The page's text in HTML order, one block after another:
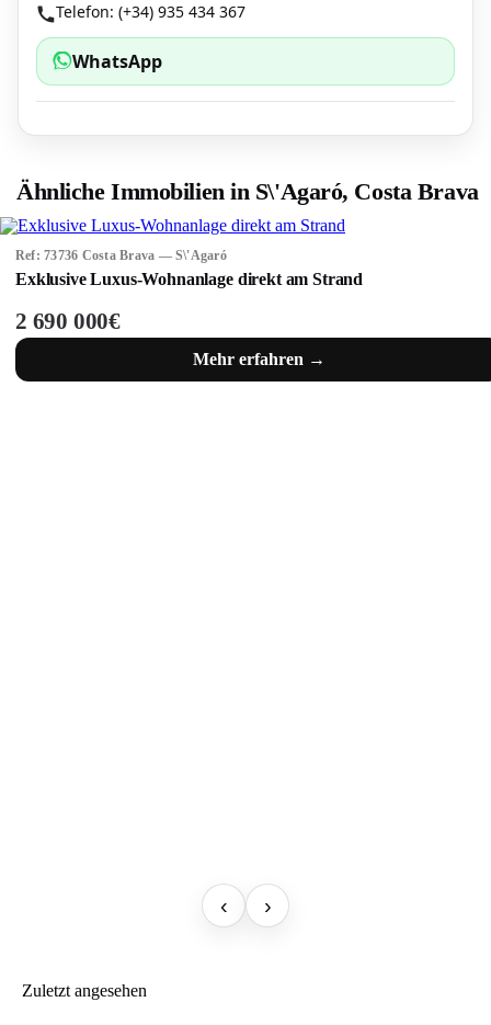
Telefon: (+34) 935 434 367
WhatsApp
Ähnliche Immobilien in S\'Agaró, Costa Brava
Ref: 73736 Costa Brava — S\'Agaró
Exklusive Luxus-Wohnanlage direkt am Strand
2 690 000€
Mehr erfahren →
‹ ›
Zuletzt angesehen